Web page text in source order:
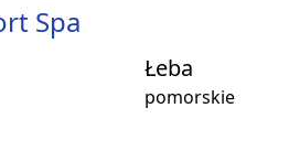
Spa
Łeba
pomorskie